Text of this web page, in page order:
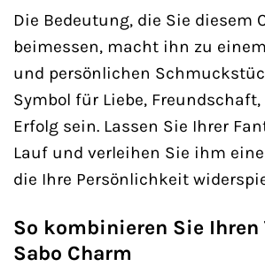
Die Bedeutung, die Sie diesem
beimessen, macht ihn zu
und persönlichen
Symbol für Liebe, Freundschaft,
Erfolg sein. Lassen Sie Ihrer
Lauf und verleihen Sie ihm
die Ihre Persönlichkeit
So kombinieren Sie Ihren
Sabo Charm